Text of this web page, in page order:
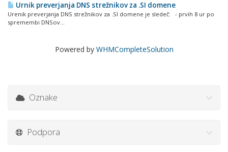
Urnik preverjanja DNS strežnikov za .SI domene
Urenik preverjanja DNS strežnikov za .SI domene je sledeč: - prvih 8 ur po
spremembi DNSov...
Powered by WHMCompleteSolution
Oznake
Podpora